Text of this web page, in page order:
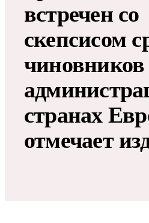
встречен со
скепсисом
чиновников
странах
отмечает